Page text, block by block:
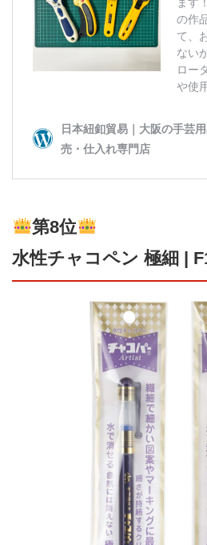
第8位
水性チャコペン 極細 |